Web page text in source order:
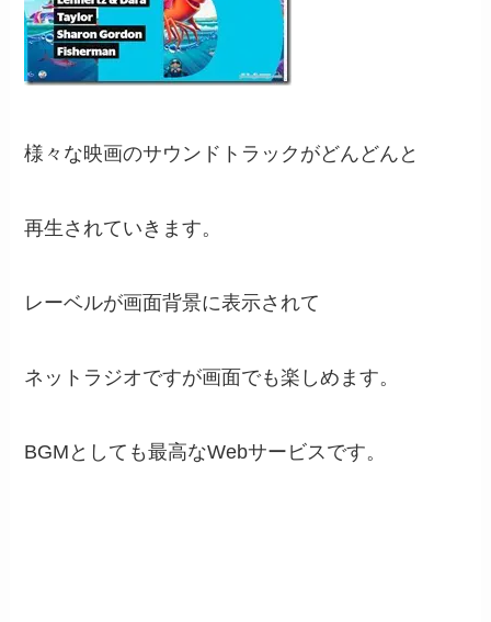
様々な映画のサウンドトラックがどんどんと
再生されていきます。
レーベルが画面背景に表示されて
ネットラジオですが画面でも楽しめます。
BGMとしても最高なWebサービスです。